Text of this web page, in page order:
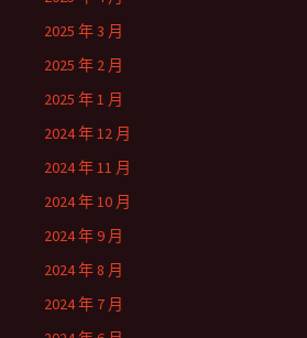
2025 年 3 月
2025 年 2 月
2025 年 1 月
2024 年 12 月
2024 年 11 月
2024 年 10 月
2024 年 9 月
2024 年 8 月
2024 年 7 月